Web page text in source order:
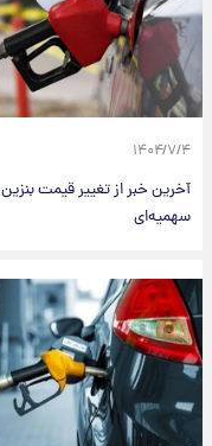
۱۴۰۴/۷/۴
آخرین خبر از تغییر قیمت بنزین
سهمیه‌ای